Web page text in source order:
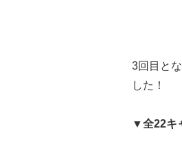
3回目と
した！
▼全22キ